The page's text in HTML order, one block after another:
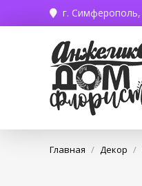
г. Симферополь,
Главная / Декор /